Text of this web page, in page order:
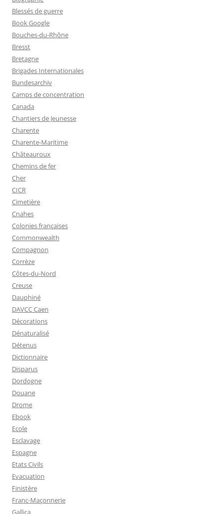
Blessés de guerre
Book Google
Bouches-du-Rhône
Bresst
Bretagne
Brigades Internationales
Bundesarchiv
Camps de concentration
Canada
Chantiers de Jeunesse
Charente
Charente-Maritime
Châteauroux
Chemins de fer
Cher
CICR
Cimetière
Cnahes
Colonies françaises
Commonwealth
Compagnon
Corrèze
Côtes-du-Nord
Creuse
Dauphiné
DAVCC Caen
Décorations
Dénaturalisé
Détenus
Dictionnaire
Disparus
Dordogne
Douane
Drome
Ebook
Ecole
Esclavage
Espagne
Etats Civils
Evacuation
Finistère
Franc-Maçonnerie
Gallica